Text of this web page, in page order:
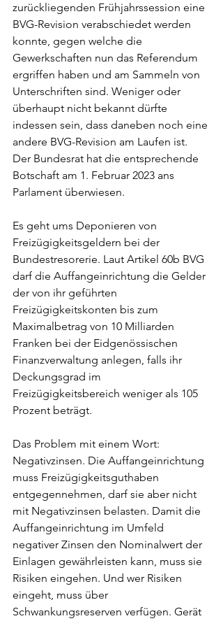
zurückliegenden Frühjahrssession eine
BVG-Revision verabschiedet werden
konnte, gegen welche die
Gewerkschaften nun das Referendum
ergriffen haben und am Sammeln von
Unterschriften sind. Weniger oder
überhaupt nicht bekannt dürfte
indessen sein, dass daneben noch eine
andere BVG-Revision am Laufen ist.
Der Bundesrat hat die entsprechende
Botschaft am 1. Februar 2023 ans
Parlament überwiesen.
Es geht ums Deponieren von
Freizügigkeitsgeldern bei der
Bundestresorerie. Laut Artikel 60b BVG
darf die Auffangeinrichtung die Gelder
der von ihr geführten
Freizügigkeitskonten bis zum
Maximalbetrag von 10 Milliarden
Franken bei der Eidgenössischen
Finanzverwaltung anlegen, falls ihr
Deckungsgrad im
Freizügigkeitsbereich weniger als 105
Prozent beträgt.
Das Problem mit einem Wort:
Negativzinsen. Die Auffangeinrichtung
muss Freizügigkeitsguthaben
entgegennehmen, darf sie aber nicht
mit Negativzinsen belasten. Damit die
Auffangeinrichtung im Umfeld
negativer Zinsen den Nominalwert der
Einlagen gewährleisten kann, muss sie
Risiken eingehen. Und wer Risiken
eingeht, muss über
Schwankungsreserven verfügen. Gerät